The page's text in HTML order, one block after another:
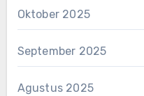
Oktober 2025
September 2025
Agustus 2025